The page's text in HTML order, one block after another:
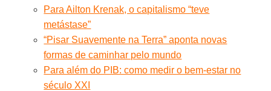
Para Ailton Krenak, o capitalismo “teve
metástase”
“Pisar Suavemente na Terra” aponta novas
formas de caminhar pelo mundo
Para além do PIB: como medir o bem-estar no
século XXI